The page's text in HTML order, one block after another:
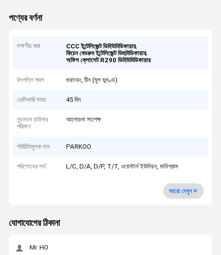
পণ্যের বর্ণনা
লক্ষণীয় করা CCC ইন্টেলিজেন্ট ডিহিউমিডিফায়ার,
কিচেন বেডরুম ইন্টেলিজেন্ট ডিহুমিডিফায়ার,
অফিস ক্লোসেট R290 ডিহিউমিডিফায়ার
উৎপত্তি স্থল গুয়াংডং, চীন (মূল ভূখণ্ড)
ডেলিভারি সময় 45 দিন
ন্যূনতম চাহিদার
পরিমাণ
আলোচনা সাপেক্ষ
পরিচিতিমুলক নাম PARKOO
পরিশোধের শর্ত L/C, D/A, D/P, T/T, ওয়েস্টার্ন ইউনিয়ন, মানিগ্রাম
আরো দেখুন
যোগাযোগের ঠিকানা
Mr. HO